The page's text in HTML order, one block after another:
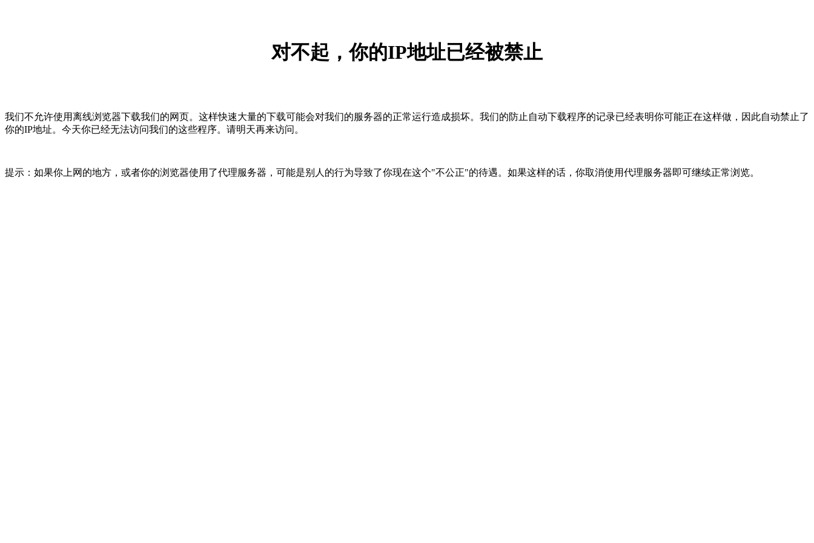
对不起，你的IP地址已经被禁止
我们不允许使用离线浏览器下载我们的网页。这样快速大量的下载可能会对我们的服务器的正常运行造成损坏。我们的防止自动下载程序的记录已经表明你可能正在这样做，因此自动禁止了
你的IP地址。今天你已经无法访问我们的这些程序。请明天再来访问。
提示：如果你上网的地方，或者你的浏览器使用了代理服务器，可能是别人的行为导致了你现在这个"不公正"的待遇。如果这样的话，你取消使用代理服务器即可继续正常浏览。